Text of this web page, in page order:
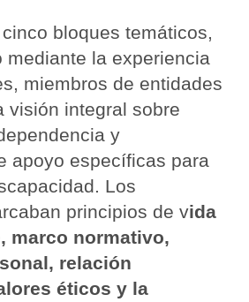
bloques temáticos,
mediante la experiencia
miembros de entidades
visión integral sobre
y
apoyo específicas para
Los
principios de vida
marco normativo,
relación
éticos y la